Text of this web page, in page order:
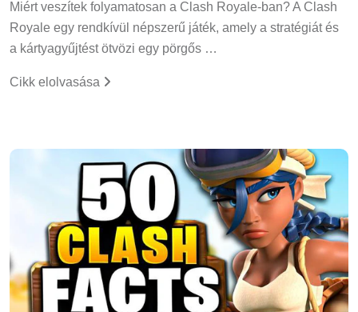
Miért veszítek folyamatosan a Clash Royale-ban? A Clash
Royale egy rendkívül népszerű játék, amely a stratégiát és
a kártyagyűjtést ötvözi egy pörgős …
Cikk elolvasása